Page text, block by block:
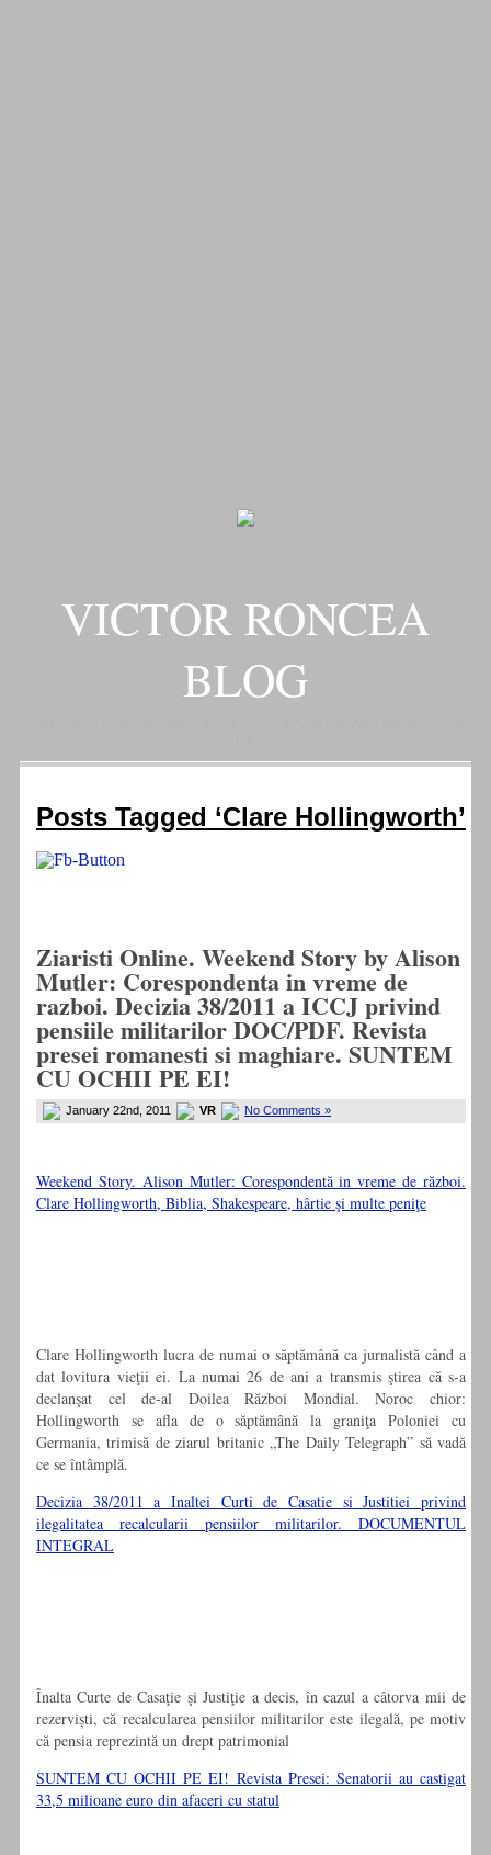
VICTOR RONCEA
BLOG
Posts Tagged ‘Clare Hollingworth’
Ziaristi Online. Weekend Story by Alison
Mutler: Corespondenta in vreme de
razboi. Decizia 38/2011 a ICCJ privind
pensiile militarilor DOC/PDF. Revista
presei romanesti si maghiare. SUNTEM
CU OCHII PE EI!
January 22nd, 2011 VR No Comments »
Weekend Story. Alison Mutler: Corespondentă in vreme de război.
Clare Hollingworth, Biblia, Shakespeare, hârtie şi multe peniţe
Clare Hollingworth lucra de numai o săptămână ca jurnalistă când a
dat lovitura vieţii ei. La numai 26 de ani a transmis ştirea că s-a
declanşat cel de-al Doilea Război Mondial. Noroc chior:
Hollingworth se afla de o săptămână la graniţa Poloniei cu
Germania, trimisă de ziarul britanic „The Daily Telegraph” să vadă
ce se întâmplă.
Decizia 38/2011 a Inaltei Curti de Casatie si Justitiei privind
ilegalitatea recalcularii pensiilor militarilor. DOCUMENTUL
INTEGRAL
Înalta Curte de Casaţie şi Justiţie a decis, în cazul a câtorva mii de
rezerviști, că recalcularea pensiilor militarilor este ilegală, pe motiv
că pensia reprezintă un drept patrimonial
SUNTEM CU OCHII PE EI! Revista Presei: Senatorii au castigat
33,5 milioane euro din afaceri cu statul